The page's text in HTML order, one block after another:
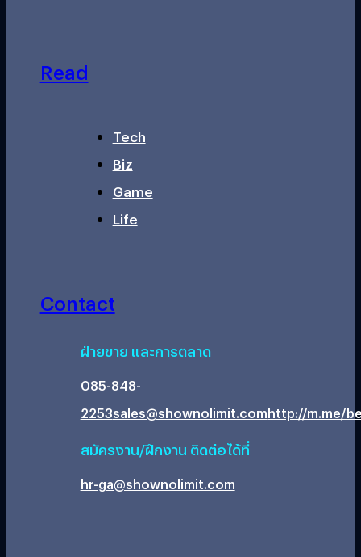
Read
Tech
Biz
Game
Life
Contact
ฝ่ายขาย และการตลาด
085-848-
2253sales@shownolimit.comhttp://m.me/
สมัครงาน/ฝึกงาน ติดต่อได้ที่
hr-ga@shownolimit.com